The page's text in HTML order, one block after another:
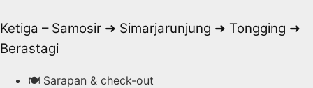
Ketiga – Samosir ➜ Simarjarunjung ➜ Tongging ➜
Berastagi
🍽️ Sarapan & check-out